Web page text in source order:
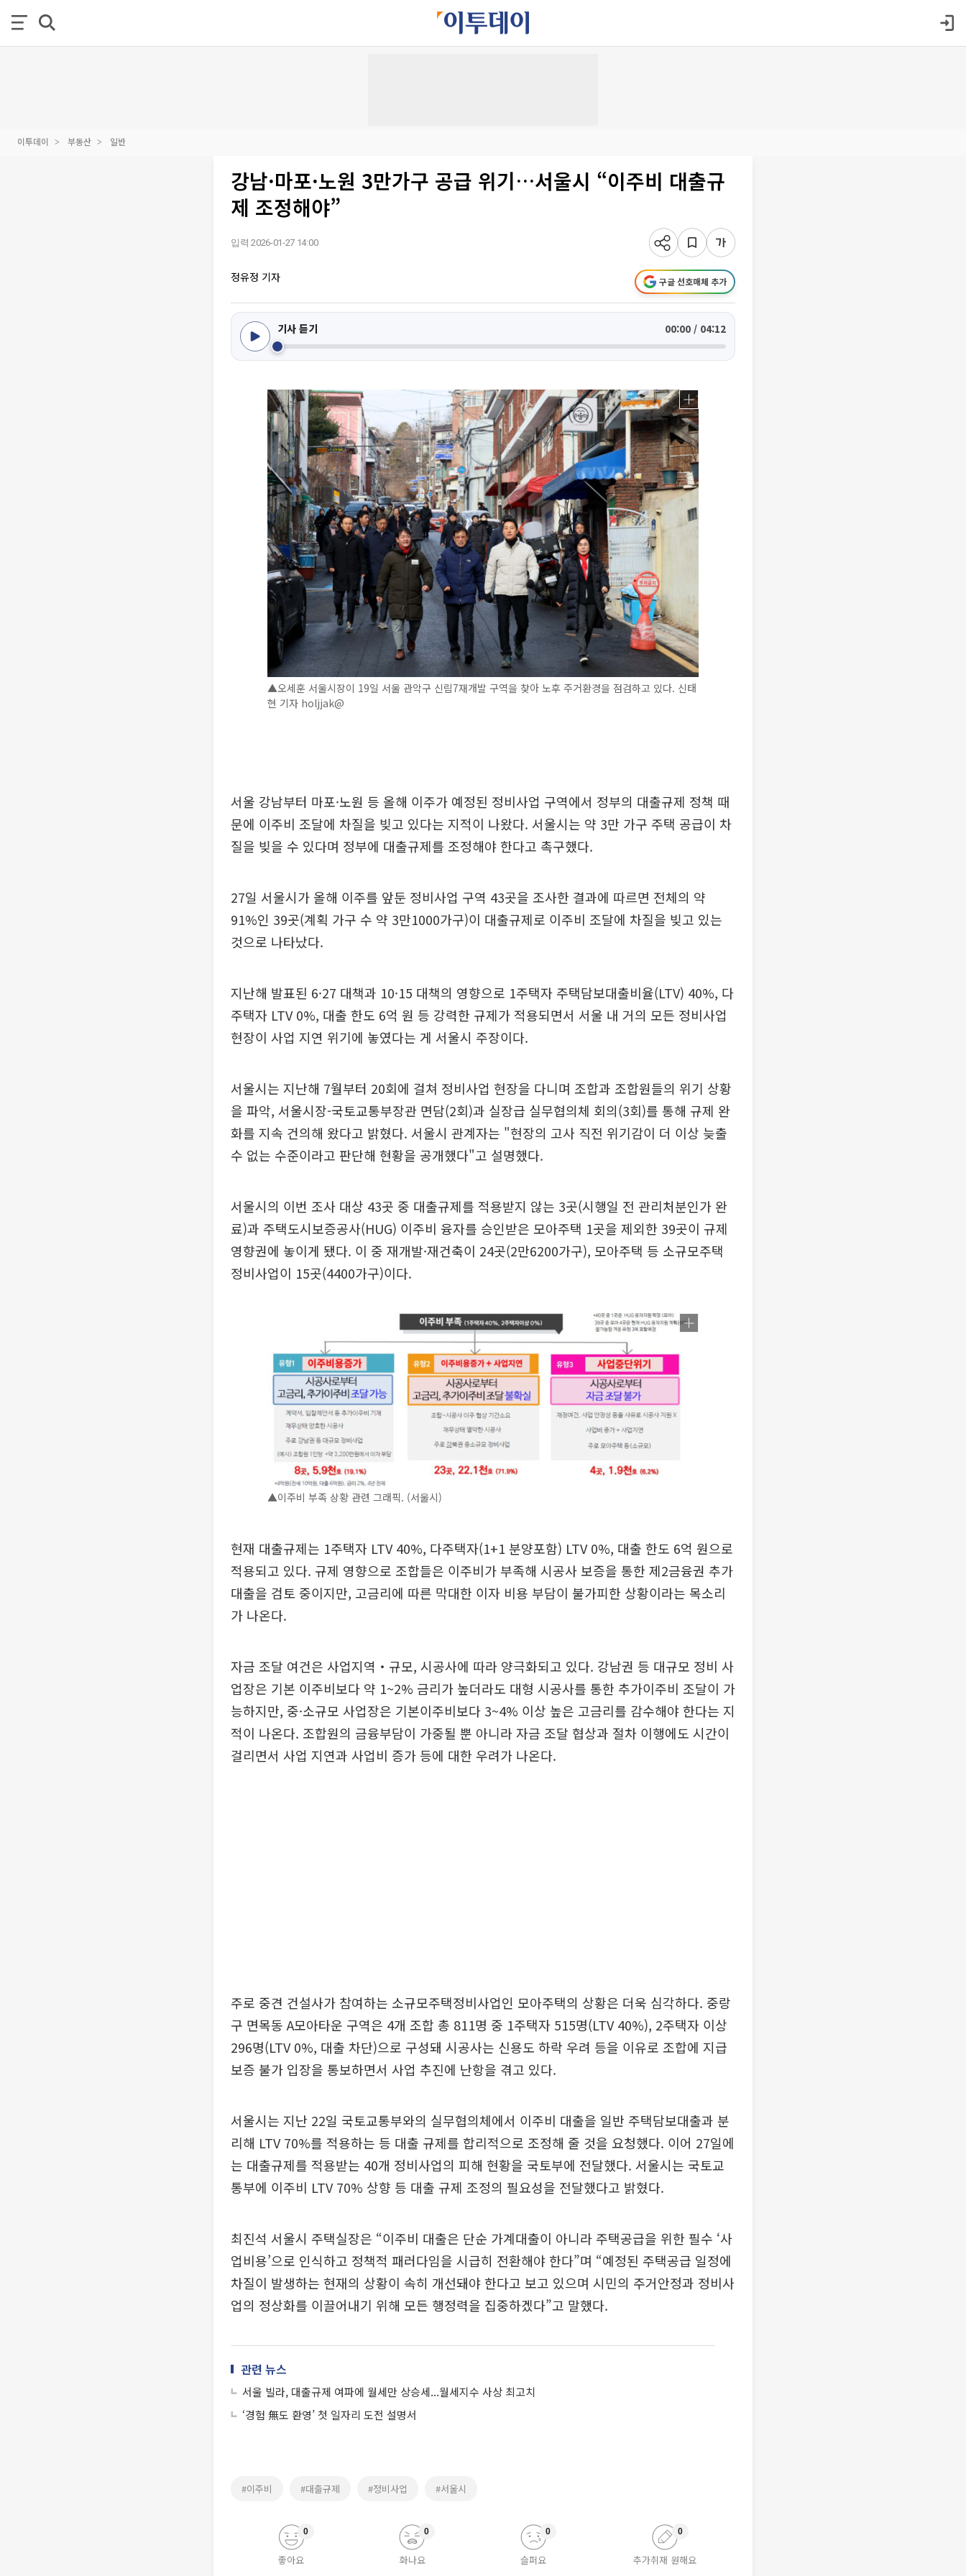
이투데이 부동산 일반
강남·마포·노원 3만가구 공급 위기…서울시 “이주비 대출규
제 조정해야”
입력 2026-01-27 14:00
정유정 기자 구글 선호매체 추가
기사 듣기 00:00 / 04:12
▲오세훈 서울시장이 19일 서울 관악구 신림7재개발 구역을 찾아 노후 주거환경을 점검하고 있다. 신태
현 기자 holjjak@
서울 강남부터 마포·노원 등 올해 이주가 예정된 정비사업 구역에서 정부의 대출규제 정책 때
문에 이주비 조달에 차질을 빚고 있다는 지적이 나왔다. 서울시는 약 3만 가구 주택 공급이 차
질을 빚을 수 있다며 정부에 대출규제를 조정해야 한다고 촉구했다.
27일 서울시가 올해 이주를 앞둔 정비사업 구역 43곳을 조사한 결과에 따르면 전체의 약
91%인 39곳(계획 가구 수 약 3만1000가구)이 대출규제로 이주비 조달에 차질을 빚고 있는
것으로 나타났다.
지난해 발표된 6·27 대책과 10·15 대책의 영향으로 1주택자 주택담보대출비율(LTV) 40%, 다
주택자 LTV 0%, 대출 한도 6억 원 등 강력한 규제가 적용되면서 서울 내 거의 모든 정비사업
현장이 사업 지연 위기에 놓였다는 게 서울시 주장이다.
서울시는 지난해 7월부터 20회에 걸쳐 정비사업 현장을 다니며 조합과 조합원들의 위기 상황
을 파악, 서울시장-국토교통부장관 면담(2회)과 실장급 실무협의체 회의(3회)를 통해 규제 완
화를 지속 건의해 왔다고 밝혔다. 서울시 관계자는 "현장의 고사 직전 위기감이 더 이상 늦출
수 없는 수준이라고 판단해 현황을 공개했다"고 설명했다.
서울시의 이번 조사 대상 43곳 중 대출규제를 적용받지 않는 3곳(시행일 전 관리처분인가 완
료)과 주택도시보증공사(HUG) 이주비 융자를 승인받은 모아주택 1곳을 제외한 39곳이 규제
영향권에 놓이게 됐다. 이 중 재개발·재건축이 24곳(2만6200가구), 모아주택 등 소규모주택
정비사업이 15곳(4400가구)이다.
▲이주비 부족 상황 관련 그래픽. (서울시)
현재 대출규제는 1주택자 LTV 40%, 다주택자(1+1 분양포함) LTV 0%, 대출 한도 6억 원으로
적용되고 있다. 규제 영향으로 조합들은 이주비가 부족해 시공사 보증을 통한 제2금융권 추가
대출을 검토 중이지만, 고금리에 따른 막대한 이자 비용 부담이 불가피한 상황이라는 목소리
가 나온다.
자금 조달 여건은 사업지역‧규모, 시공사에 따라 양극화되고 있다. 강남권 등 대규모 정비 사
업장은 기본 이주비보다 약 1~2% 금리가 높더라도 대형 시공사를 통한 추가이주비 조달이 가
능하지만, 중·소규모 사업장은 기본이주비보다 3~4% 이상 높은 고금리를 감수해야 한다는 지
적이 나온다. 조합원의 금융부담이 가중될 뿐 아니라 자금 조달 협상과 절차 이행에도 시간이
걸리면서 사업 지연과 사업비 증가 등에 대한 우려가 나온다.
주로 중견 건설사가 참여하는 소규모주택정비사업인 모아주택의 상황은 더욱 심각하다. 중랑
구 면목동 A모아타운 구역은 4개 조합 총 811명 중 1주택자 515명(LTV 40%), 2주택자 이상
296명(LTV 0%, 대출 차단)으로 구성돼 시공사는 신용도 하락 우려 등을 이유로 조합에 지급
보증 불가 입장을 통보하면서 사업 추진에 난항을 겪고 있다.
서울시는 지난 22일 국토교통부와의 실무협의체에서 이주비 대출을 일반 주택담보대출과 분
리해 LTV 70%를 적용하는 등 대출 규제를 합리적으로 조정해 줄 것을 요청했다. 이어 27일에
는 대출규제를 적용받는 40개 정비사업의 피해 현황을 국토부에 전달했다. 서울시는 국토교
통부에 이주비 LTV 70% 상향 등 대출 규제 조정의 필요성을 전달했다고 밝혔다.
최진석 서울시 주택실장은 “이주비 대출은 단순 가계대출이 아니라 주택공급을 위한 필수 ‘사
업비용’으로 인식하고 정책적 패러다임을 시급히 전환해야 한다”며 “예정된 주택공급 일정에
차질이 발생하는 현재의 상황이 속히 개선돼야 한다고 보고 있으며 시민의 주거안정과 정비사
업의 정상화를 이끌어내기 위해 모든 행정력을 집중하겠다”고 말했다.
관련 뉴스
서울 빌라, 대출규제 여파에 월세만 상승세...월세지수 사상 최고치
‘경험 無도 환영’ 첫 일자리 도전 설명서
#이주비 #대출규제 #정비사업 #서울시
좋아요
0
화나요
0
슬퍼요
0
추가취재 원해요
0